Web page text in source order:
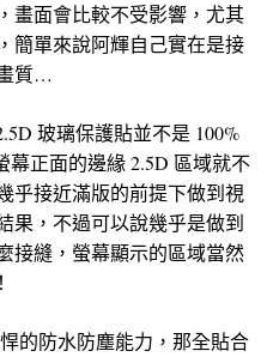
畫面會比較不受影響，尤其
簡單來說阿輝自己實在是接
質…
玻璃保護貼並不是 100%
幕正面的邊緣 2.5D 區域就不
乎接近滿版的前提下做到視
果，不過可以說幾乎是做到
接縫，螢幕顯示的區域當然
的防水防塵能力，那全貼合